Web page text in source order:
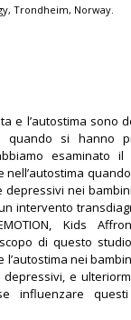
Trondheim, Norway.
e l’autostima sono
quando si hanno
esaminato il
nell’autostima
depressivi nei
intervento
Kids
di questo
l’autostima nei
e
influenzare